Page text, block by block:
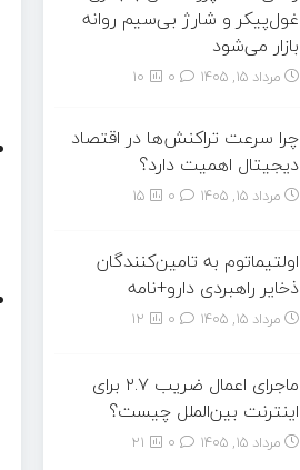
غول‌پیکر و شارژ بی‌سیم روانه
بازار می‌شود
مرداد ۱۵, ۱۴۰۵ 10
چرا سرعت تراکنش‌ها در اقتصاد
دیجیتال اهمیت دارد؟
مرداد ۱۵, ۱۴۰۵ 15
اولتیماتوم به تامین‌کنندگان
ذخایر راهبردی دارو+نامه
مرداد ۱۵, ۱۴۰۵ 12
ماجرای اعمال ضریب ۲.۷ برای
اینترنت بین‌الملل چیست؟
مرداد ۱۵, ۱۴۰۵ 21